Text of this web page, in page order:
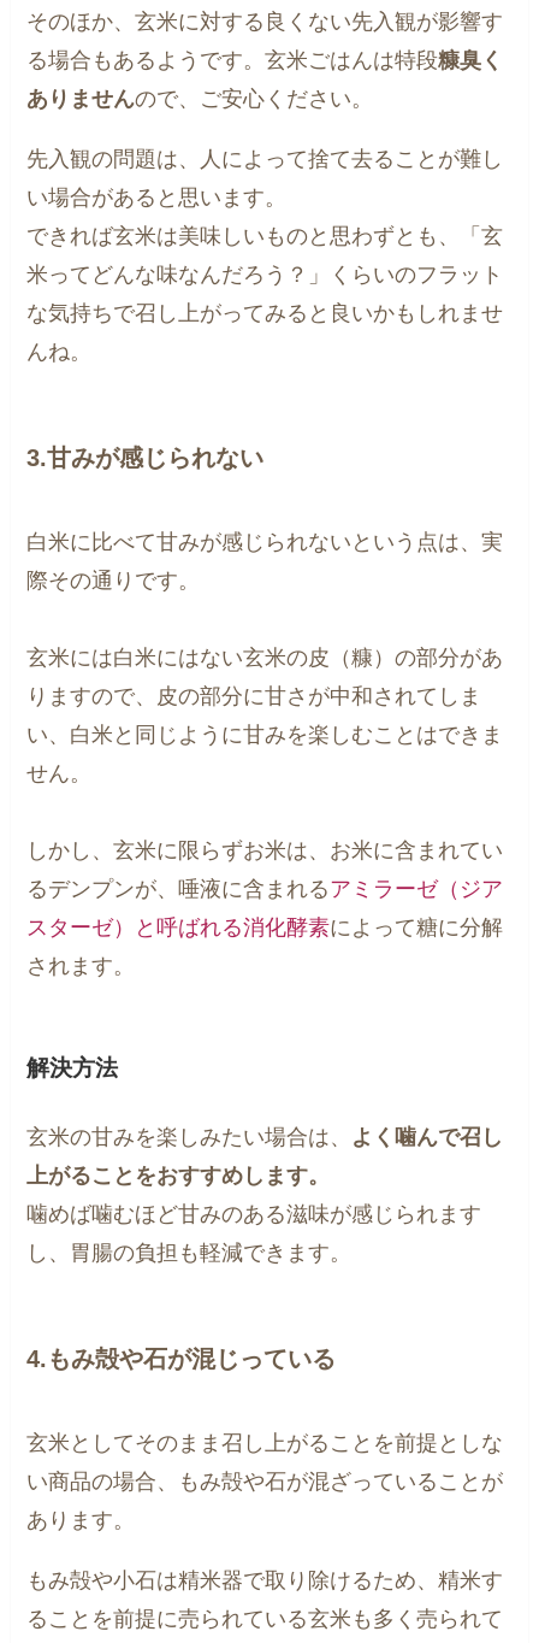
そのほか、玄米に対する良くない先入観が影響す
る場合もあるようです。玄米ごはんは特段糠臭く
ありませんので、ご安心ください。
先入観の問題は、人によって捨て去ることが難し
い場合があると思います。
できれば玄米は美味しいものと思わずとも、「玄
米ってどんな味なんだろう？」くらいのフラット
な気持ちで召し上がってみると良いかもしれませ
んね。
3.甘みが感じられない
白米に比べて甘みが感じられないという点は、実
際その通りです。
玄米には白米にはない玄米の皮（糠）の部分があ
りますので、皮の部分に甘さが中和されてしま
い、白米と同じように甘みを楽しむことはできま
せん。
しかし、玄米に限らずお米は、お米に含まれてい
るデンプンが、唾液に含まれるアミラーゼ（ジア
スターゼ）と呼ばれる消化酵素によって糖に分解
されます。
解決方法
玄米の甘みを楽しみたい場合は、 よく噛んで召し
上がることをおすすめします。
噛めば噛むほど甘みのある滋味が感じられます
し、胃腸の負担も軽減できます。
4.もみ殻や石が混じっている
玄米としてそのまま召し上がることを前提としな
い商品の場合、もみ殻や石が混ざっていることが
あります。
もみ殻や小石は精米器で取り除けるため、精米す
ることを前提に売られている玄米も多く売られて